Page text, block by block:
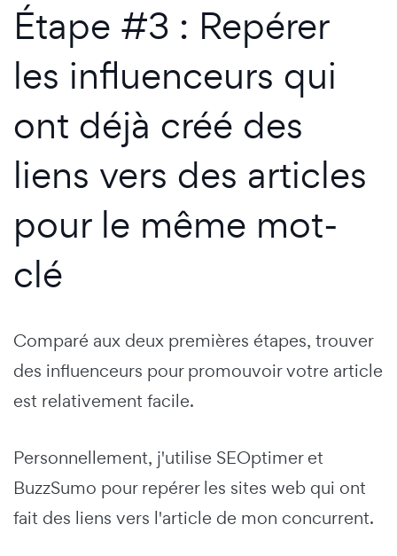
Étape #3 : Repérer
les influenceurs qui
ont déjà créé des
liens vers des articles
pour le même mot-
clé
Comparé aux deux premières étapes, trouver
des influenceurs pour promouvoir votre article
est relativement facile.
Personnellement, j'utilise SEOptimer et
BuzzSumo pour repérer les sites web qui ont
fait des liens vers l'article de mon concurrent.